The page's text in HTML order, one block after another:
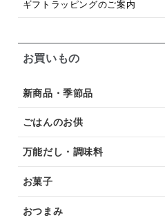
ギフトラッピングのご案内
お買いもの
新商品・季節品
ごはんのお供
万能だし・調味料
お菓子
おつまみ